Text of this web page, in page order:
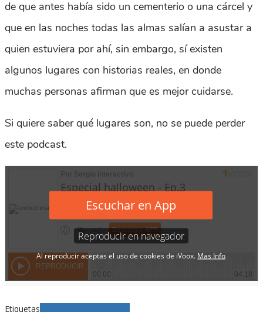
de que antes había sido un cementerio o una cárcel y
que en las noches todas las almas salían a asustar a
quien estuviera por ahí, sin embargo, sí existen
algunos lugares con historias reales, en donde
muchas personas afirman que es mejor cuidarse.
Si quiere saber qué lugares son, no se puede perder
este podcast.
Etiquetas